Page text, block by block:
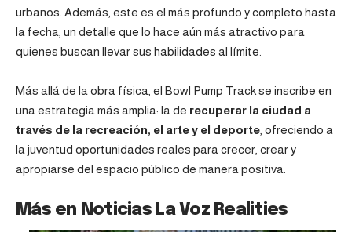
urbanos. Además, este es el más profundo y completo hasta
la fecha, un detalle que lo hace aún más atractivo para
quienes buscan llevar sus habilidades al límite.
Más allá de la obra física, el Bowl Pump Track se inscribe en
una estrategia más amplia: la de recuperar la ciudad a
través de la recreación, el arte y el deporte , ofreciendo a
la juventud oportunidades reales para crecer, crear y
apropiarse del espacio público de manera positiva.
Más en Noticias La Voz Realities